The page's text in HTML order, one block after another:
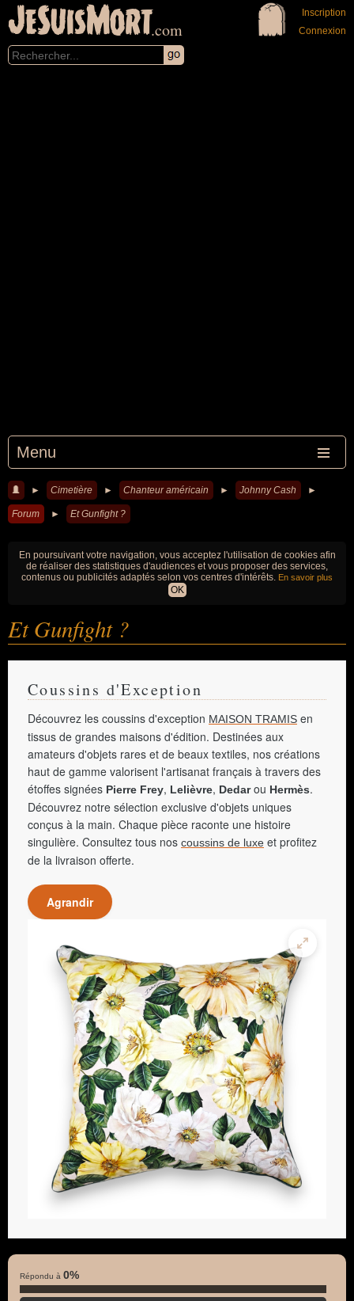
JeSuisMort.com
Menu
Inscription
Connexion
► Cimetière ► Chanteur américain ► Johnny Cash ►
Forum ► Et Gunfight ?
En poursuivant votre navigation, vous acceptez l'utilisation de cookies afin
de réaliser des statistiques d'audiences et vous proposer des services,
contenus ou publicités adaptés selon vos centres d'intérêts. En savoir plus
OK
Et Gunfight ?
Coussins d'Exception
Découvrez les coussins d'exception MAISON TRAMIS en
tissus de grandes maisons d'édition. Destinées aux
amateurs d'objets rares et de beaux textiles, nos créations
haut de gamme valorisent l'artisanat français à travers des
étoffes signées Pierre Frey, Lelièvre, Dedarou Hermès.
Découvrez notre sélection exclusive d'objets uniques
conçus à la main. Chaque pièce raconte une histoire
singulière. Consultez tous nos coussins de luxe et profitez
de la livraison offerte.
Agrandir
Répondu à 0%